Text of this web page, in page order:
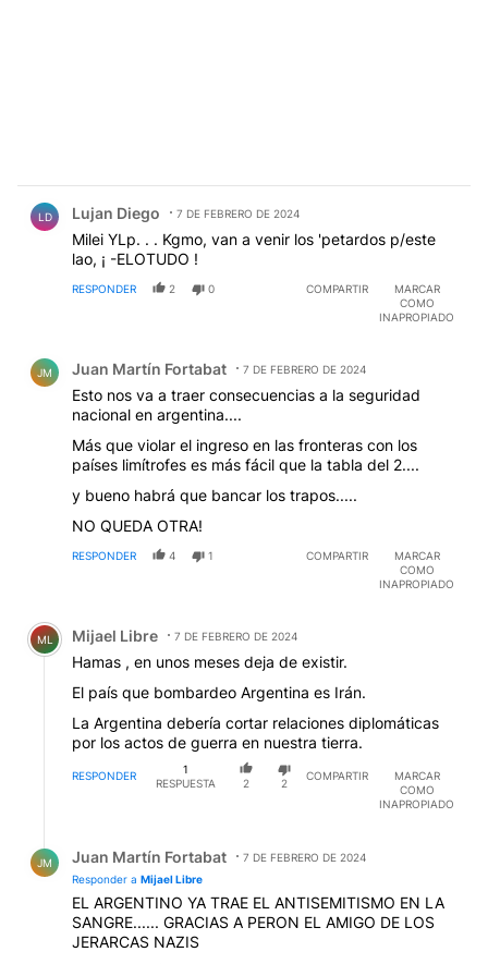
LD Lujan Diego 7 DE FEBRERO DE 2024
Milei YLp. . . Kgmo, van a venir los 'petardos p/este
lao, ¡ -ELOTUDO !
RESPONDER 2 0 COMPARTIR
MARCAR
COMO
INAPROPIADO
JM Juan Martín Fortabat 7 DE FEBRERO DE 2024
Esto nos va a traer consecuencias a la seguridad
nacional en argentina....
Más que violar el ingreso en las fronteras con los
países limítrofes es más fácil que la tabla del 2....
y bueno habrá que bancar los trapos.....
NO QUEDA OTRA!
RESPONDER 4 1 COMPARTIR
MARCAR
COMO
INAPROPIADO
Comentario de Mijael Libre.
ML Mijael Libre 7 DE FEBRERO DE 2024
Hamas , en unos meses deja de existir.
El país que bombardeo Argentina es Irán.
La Argentina debería cortar relaciones diplomáticas
por los actos de guerra en nuestra tierra.
RESPONDER
1
RESPUESTA
2 2
COMPARTIR
MARCAR
COMO
INAPROPIADO
JM Juan Martín Fortabat
7 DE FEBRERO DE 2024
Responder a Mijael Libre
EL ARGENTINO YA TRAE EL ANTISEMITISMO EN LA
SANGRE...... GRACIAS A PERON EL AMIGO DE LOS
JERARCAS NAZIS